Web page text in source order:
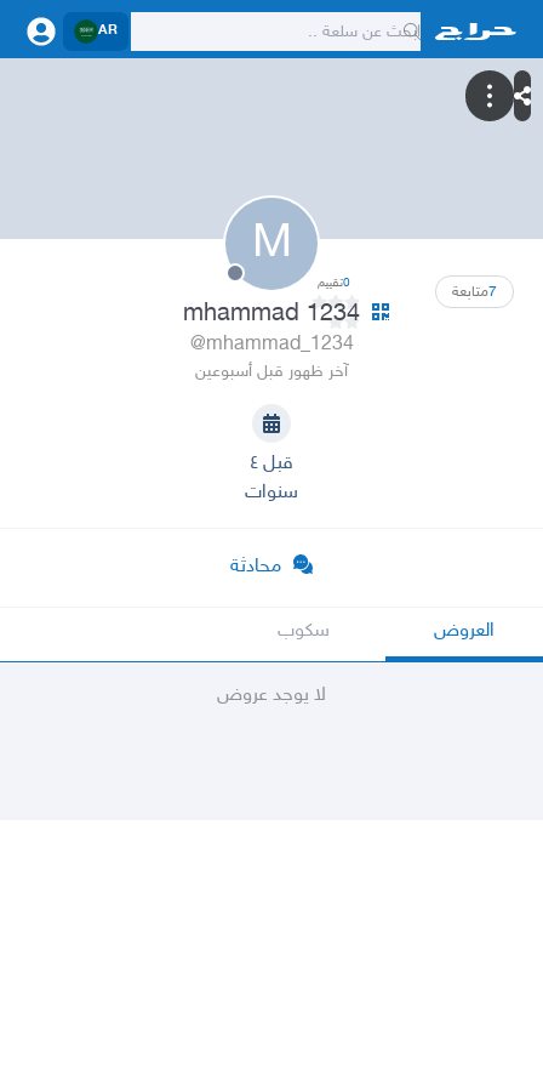
AR
M
7متابعة 0تقييم
mhammad 1234
@mhammad_1234
آخر ظهور قبل أسبوعين
قبل ٤
سنوات
محادثة
العروض سكوب
لا يوجد عروض